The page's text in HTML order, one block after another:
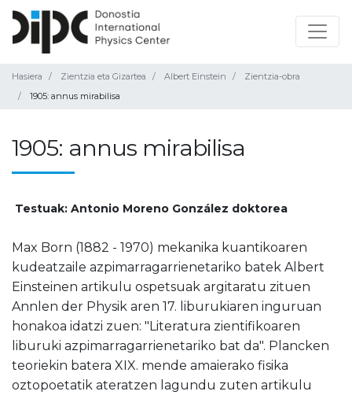
Hasiera Zientzia eta Gizartea Albert Einstein
Zientzia-obra
1905: annus mirabilisa
1905: annus mirabilisa
Testuak: Antonio Moreno González doktorea
Max Born (1882 - 1970) mekanika kuantikoaren
kudeatzaile azpimarragarrienetariko batek Albert
Einsteinen artikulu ospetsuak argitaratu zituen
Annlen der Physik aren 17. liburukiaren inguruan
honakoa idatzi zuen: "Literatura zientifikoaren
liburuki azpimarragarrienetariko bat da". Plancken
teoriekin batera XIX. mende amaierako fisika
oztopoetatik ateratzen lagundu zuten artikulu